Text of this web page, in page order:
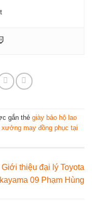
gắn thẻ giày bảo hộ lao
xưởng may đồng phục tại
Giới thiệu đại lý Toyota
09 Phạm Hùng